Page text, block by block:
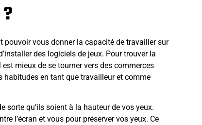
pouvoir vous donner la capacité de travailler sur
des logiciels de jeux. Pour trouver la
mieux de se tourner vers des commerces
habitudes en tant que travailleur et comme
sorte qu’ils soient à la hauteur de vos yeux.
l’écran et vous pour préserver vos yeux. Ce